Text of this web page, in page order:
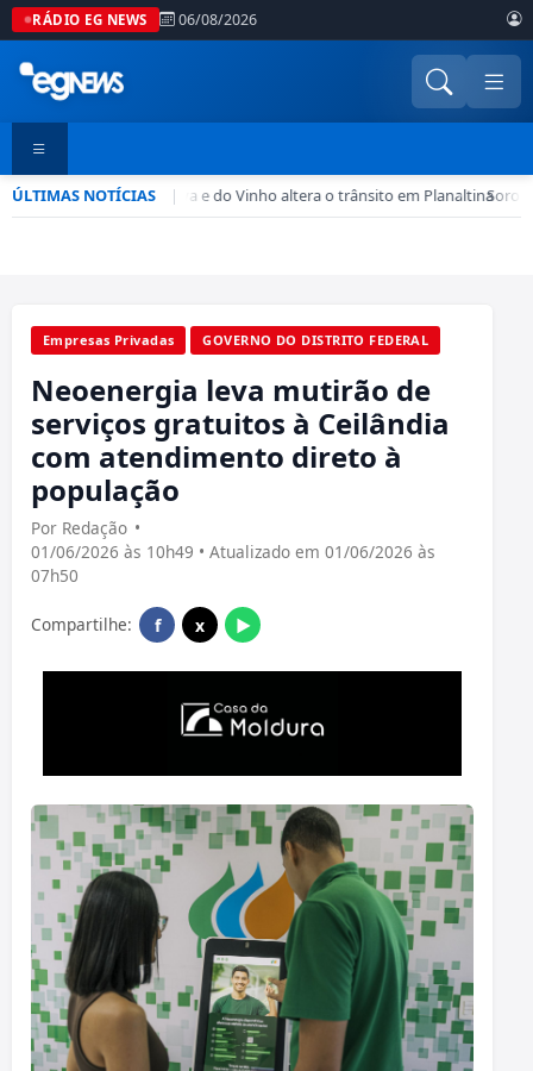
RÁDIO EG NEWS 06/08/2026
ÚLTIMAS NOTÍCIAS |
Feira da Uva e do Vinho altera o trânsito em Planaltina
•
Empresas Privadas GOVERNO DO DISTRITO FEDERAL
Neoenergia leva mutirão de
serviços gratuitos à Ceilândia
com atendimento direto à
população
Por Redação •
01/06/2026 às 10h49 • Atualizado em 01/06/2026 às
07h50
Compartilhe: f x ▶